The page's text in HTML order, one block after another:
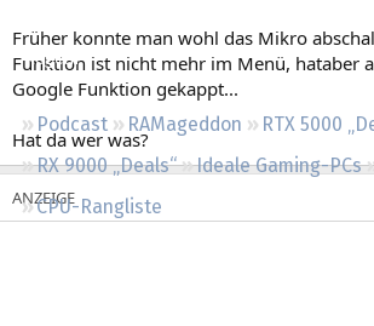
Regeln
Podcast RAMageddon
RTX 5000
RX 9000 „Deals“
Ideale Gaming-PCs
CPU-Rangliste
Früher konnte man wohl das Mikro
Funktion ist nicht mehr im Menü, hataber
Google Funktion gekappt...
Hat da wer was?